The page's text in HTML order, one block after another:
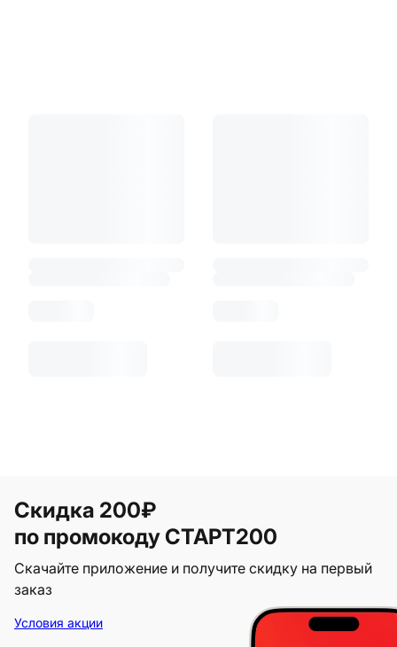
Скидка 200₽
по промокоду СТАРТ200
Скачайте приложение и получите скидку на первый
заказ
Условия акции